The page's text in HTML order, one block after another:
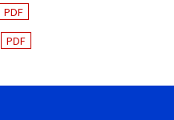
PDF
PDF